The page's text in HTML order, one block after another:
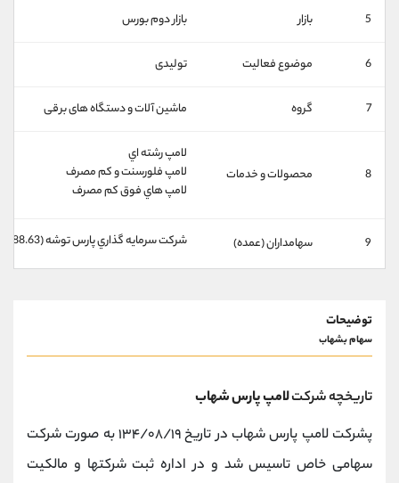
5 بازار بازار دوم بورس
6 موضوع فعالیت تولیدی
7 گروه ماشین آلات و دستگاه های برقی
8 محصولات و خدمات
لامپ رشته اي
لامپ فلورسنت و کم مصرف
لامپ هاي فوق کم مصرف
9 سهامداران (عمده) شركت سرمايه گذاري پارس توشه (88.63%)
توضیحات
سهام بشهاب
تاریخچه شرکتلامپ پارس شهاب
پشرکت لامپ پارس شهاب در تاریخ ۱۳۴/۰۸/۱۹ به صورت شرکت
سهامی خاص تاسیس شد و در اداره ثبت شرکتها و مالکیت